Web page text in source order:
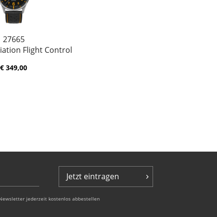
27665
Flight Control
€ 349,00
Jetzt eintragen
jederzeit kostenlos abbestellen